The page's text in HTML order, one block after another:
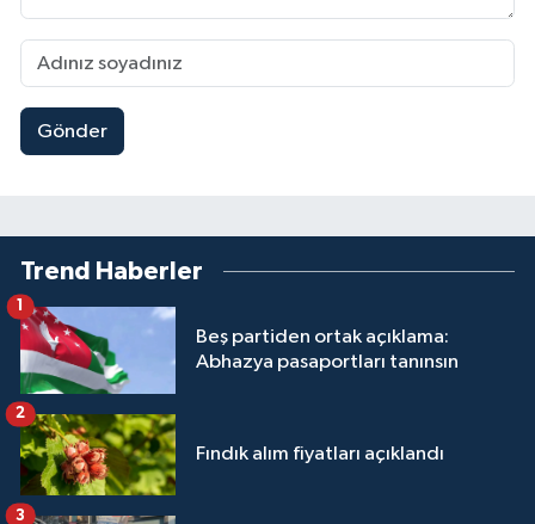
Gönder
Trend Haberler
Beş partiden ortak açıklama:
Abhazya pasaportları tanınsın
1
Fındık alım fiyatları açıklandı
2
3